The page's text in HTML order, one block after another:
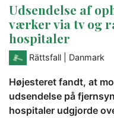
Udsendelse af
værker via tv og
hospitaler
Rättsfall | Danmark
Højesteret fandt, at
udsendelse på
hospitaler udgjorde